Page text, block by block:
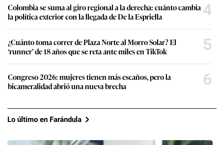
Colombia se suma al giro regional a la derecha: cuánto cambia
la política exterior con la llegada de De la Espriella
4
¿Cuánto toma correr de Plaza Norte al Morro Solar? El
‘runner’ de 18 años que se reta ante miles en TikTok
5
Congreso 2026: mujeres tienen más escaños, pero la
bicameralidad abrió una nueva brecha
6
Lo último en Farándula